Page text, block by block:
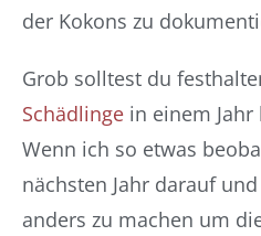
der Kokons zu
Grob solltest du
Schädlinge in einem
Wenn ich so etwas
nächsten Jahr darauf
anders zu machen um